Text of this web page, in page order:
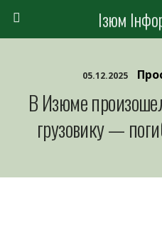
Ізюм
05.12.2025
В Изюме
грузовику —